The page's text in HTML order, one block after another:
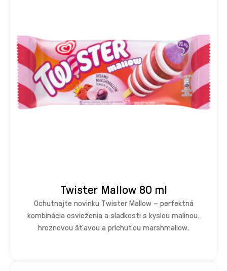
Twister Mallow 80 ml
Ochutnajte novinku Twister Mallow – perfektná
kombinácia osvieženia a sladkosti s kyslou malinou,
hroznovou šťavou a príchuťou marshmallow.